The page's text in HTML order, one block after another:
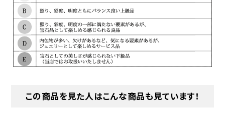
この商品を見た人はこんな商品も見ています！